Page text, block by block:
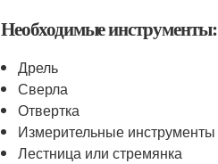
Необходимые инструменты:
Дрель
Сверла
Отвертка
Измерительные инструменты
Лестница или стремянка